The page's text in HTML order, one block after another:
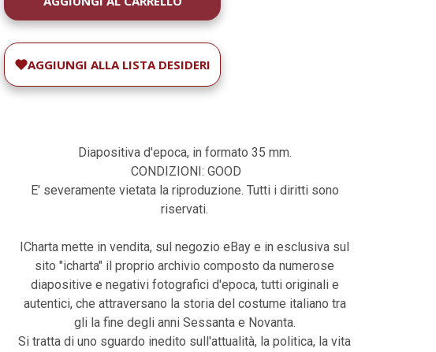
ATTUALE:
AGGIUNGI ALLA LISTA DESIDERI
Diapositiva d'epoca, in formato 35 mm.
CONDIZIONI: GOOD
E' severamente vietata la riproduzione. Tutti i diritti sono
riservati.
ICharta mette in vendita, sul negozio eBay e in esclusiva sul
sito "icharta" il proprio archivio composto da numerose
diapositive e negativi fotografici d'epoca, tutti originali e
autentici, che attraversano la storia del costume italiano tra
gli la fine degli anni Sessanta e Novanta.
Si tratta di uno sguardo inedito sull'attualità, la politica, la vita